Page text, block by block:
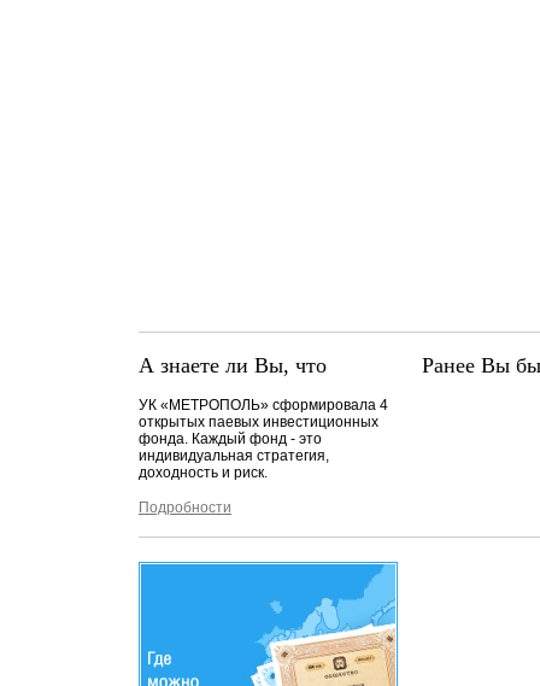
А знаете ли Вы, что
УК «МЕТРОПОЛЬ» сформировала 4
открытых паевых инвестиционных
фонда. Каждый фонд - это
индивидуальная стратегия,
доходность и риск.
Подробности
Ранее Вы